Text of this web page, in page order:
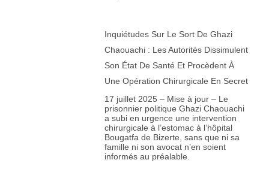
Inquiétudes Sur Le Sort De Ghazi
Chaouachi : Les Autorités Dissimulent
Son État De Santé Et Procèdent À
Une Opération Chirurgicale En Secret
17 juillet 2025 – Mise à jour – Le
prisonnier politique Ghazi Chaouachi
a subi en urgence une intervention
chirurgicale à l’estomac à l’hôpital
Bougatfa de Bizerte, sans que ni sa
famille ni son avocat n’en soient
informés au préalable.